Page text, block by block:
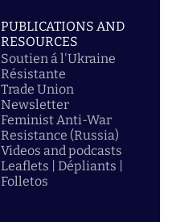
PUBLICATIONS AND
RESOURCES
Soutien á l'Ukraine
Résistante
Trade Union
Newsletter
Feminist Anti-War
Resistance (Russia)
Videos and podcasts
Leaflets | Dépliants |
Folletos